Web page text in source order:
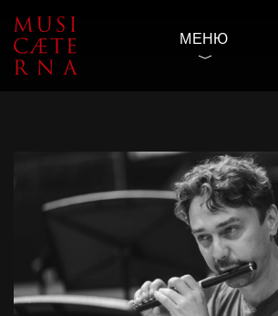
МЕНЮ